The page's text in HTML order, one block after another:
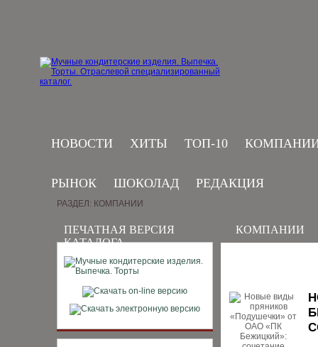
НОВОСТИ ХИТЫ ТОП-10
РЫНОК ШОКОЛАД РЕДАКЦИЯ
ПЕЧАТНАЯ ВЕРСИЯ
КАТАЛОГА
РАЗДЕЛ: КОМПАНИИ
КОМПАНИИ